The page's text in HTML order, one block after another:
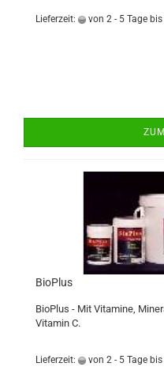
Lieferzeit: von 2 - 5 Tage
BioPlus
BioPlus - Mit Vitamine,
Vitamin C.
Lieferzeit: von 2 - 5 Tage